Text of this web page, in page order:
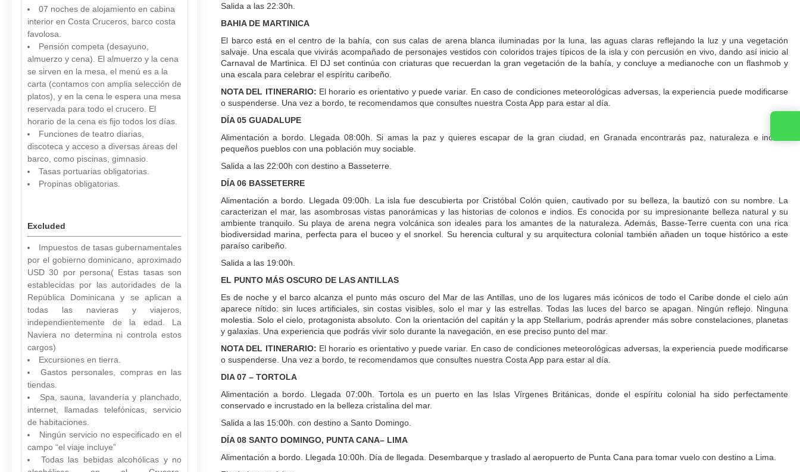
Salida a las 22:30h.
BAHIA DE MARTINICA
El barco está en el centro de la bahía, con sus calas de arena blanca iluminadas por la luna, las aguas claras reflejando la luz y una vegetación
salvaje. Una escala que vivirás acompañado de personajes vestidos con coloridos trajes típicos de la isla y con percusión en vivo, dando así inicio al
Carnaval de Martinica. El DJ set continúa con criaturas que recuerdan la gran vegetación de la bahía, y concluye a medianoche con un flashmob y
una escala para celebrar el espíritu caribeño.
NOTA DEL ITINERARIO: El horario es orientativo y puede variar. En caso de condiciones meteorológicas adversas, la experiencia puede modificarse
o suspenderse. Una vez a bordo, te recomendamos que consultes nuestra Costa App para estar al día.
DÍA 05 GUADALUPE
Alimentación a bordo. Llegada 08:00h. Si amas la paz y quieres escapar de la gran ciudad, en Granada encontrarás paz, naturaleza e incluso
pequeños pueblos con una población muy sociable.
Salida a las 22:00h con destino a Basseterre.
DÍA 06 BASSETERRE
Alimentación a bordo. Llegada 09:00h. La isla fue descubierta por Cristóbal Colón quien, cautivado por su belleza, la bautizó con su nombre. La
caracterizan el mar, las asombrosas vistas panorámicas y las historias de colonos e indios. Es conocida por su impresionante belleza natural y su
ambiente tranquilo. Su playa de arena negra volcánica son ideales para los amantes de la naturaleza. Además, Basse-Terre cuenta con una rica
biodiversidad marina, perfecta para el buceo y el snorkel. Su herencia cultural y su arquitectura colonial también añaden un toque histórico a este
paraíso caribeño.
Salida a las 19:00h.
EL PUNTO MÁS OSCURO DE LAS ANTILLAS
Es de noche y el barco alcanza el punto más oscuro del Mar de las Antillas, uno de los lugares más icónicos de todo el Caribe donde el cielo aún
aparece nítido: sin luces artificiales, sin costas visibles, solo el mar y las estrellas. Todas las luces del barco se apagan. Ningún reflejo. Ninguna
molestia. Solo el cielo, protagonista absoluto. Con la orientación del capitán y la app Stellarium, podrás aprender más sobre constelaciones, planetas
y galaxias. Una experiencia que podrás vivir solo durante la navegación, en ese preciso punto del mar.
NOTA DEL ITINERARIO: El horario es orientativo y puede variar. En caso de condiciones meteorológicas adversas, la experiencia puede modificarse
o suspenderse. Una vez a bordo, te recomendamos que consultes nuestra Costa App para estar al día.
DIA 07 – TORTOLA
Alimentación a bordo. Llegada 07:00h. Tortola es un puerto en las Islas Vírgenes Británicas, donde el espíritu colonial ha sido perfectamente
conservado e incrustado en la belleza cristalina del mar.
Salida a las 15:00h. con destino a Santo Domingo.
DÍA 08 SANTO DOMINGO, PUNTA CANA– LIMA
Alimentación a bordo. Llegada 10:00h. Día de llegada. Desembarque y traslado al aeropuerto de Punta Cana para tomar vuelo con destino a Lima.
07 noches de alojamiento en cabina
interior en Costa Cruceros, barco costa
favolosa.
Pensión competa (desayuno,
almuerzo y cena). El almuerzo y la cena
se sirven en la mesa, el menú es a la
carta (contamos con amplia selección de
platos), y en la cena le espera una mesa
reservada para todo el crucero. El
horario de la cena es fijo todos los días.
Funciones de teatro diarias,
discoteca y acceso a diversas áreas del
barco, como piscinas, gimnasio.
Tasas portuarias obligatorias.
Propinas obligatorias.
Excluded
Impuestos de tasas gubernamentales
por el gobierno dominicano, aproximado
USD 30 por persona( Estas tasas son
establecidas por las autoridades de la
República Dominicana y se aplican a
todas las navieras y viajeros,
independientemente de la edad. La
Naviera no determina ni controla estos
cargos)
Excursiones en tierra.
Gastos personales, compras en las
tiendas.
Spa, sauna, lavandería y planchado,
internet, llamadas telefónicas, servicio
de habitaciones.
Ningún servicio no especificado en el
campo “el viaje incluye”
Todas las bebidas alcohólicas y no